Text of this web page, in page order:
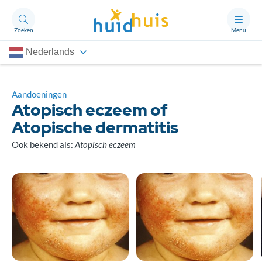
Zoeken Menu
Nederlands
Thema’s
Artikelen
Ongerust?
Over Huidhuis
Contact
Doneren
Aandoeningen
Atopisch eczeem of
Atopische dermatitis
Ook bekend als: Atopisch eczeem